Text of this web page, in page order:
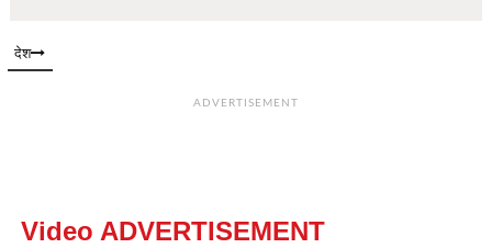
देश
ADVERTISEMENT
Video ADVERTISEMENT